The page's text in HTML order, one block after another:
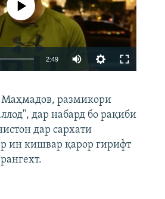
360p 480p
1080p
кор намекунад
2:49
360p
480p
размикори
дар набард бо рақиби
дар сархати
ин кишвар қарор гирифт